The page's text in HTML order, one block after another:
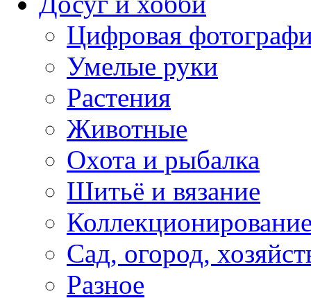
Цифровая
Умелые руки
Растения
Животные
Охота и рыбалка
Шитьё и вязание
Сад, огород,
Разное